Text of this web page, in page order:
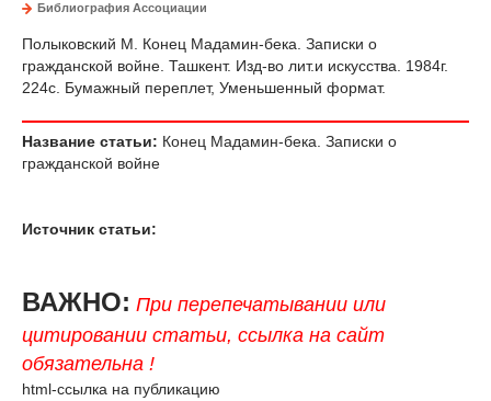
Библиография Ассоциации
Полыковский М. Конец Мадамин-бека. Записки о
гражданской войне. Ташкент. Изд-во лит.и искусства. 1984г.
224с. Бумажный переплет, Уменьшенный формат.
Название статьи: Конец Мадамин-бека. Записки о
гражданской войне
Источник статьи:
ВАЖНО: При перепечатывании или
цитировании статьи, ссылка на сайт
обязательна !
html-ссылка на публикацию